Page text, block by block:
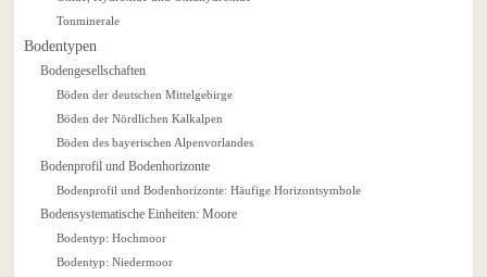
Tonminerale
Bodentypen
Bodengesellschaften
Böden der deutschen Mittelgebirge
Böden der Nördlichen Kalkalpen
Böden des bayerischen Alpenvorlandes
Bodenprofil und Bodenhorizonte
Bodenprofil und Bodenhorizonte: Häufige Horizontsymbole
Bodensystematische Einheiten: Moore
Bodentyp: Hochmoor
Bodentyp: Niedermoor